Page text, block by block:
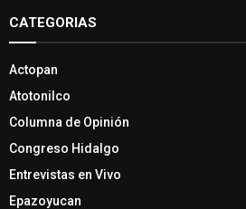
CATEGORIAS
Actopan
Atotonilco
Columna de Opinión
Congreso Hidalgo
Entrevistas en Vivo
Epazoyucan